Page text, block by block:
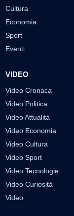
Cultura
Economia
Sport
Eventi
VIDEO
Video Cronaca
Video Politica
Video Attualità
Video Economia
Video Cultura
Video Sport
Video Tecnologie
Video Curiosità
Video